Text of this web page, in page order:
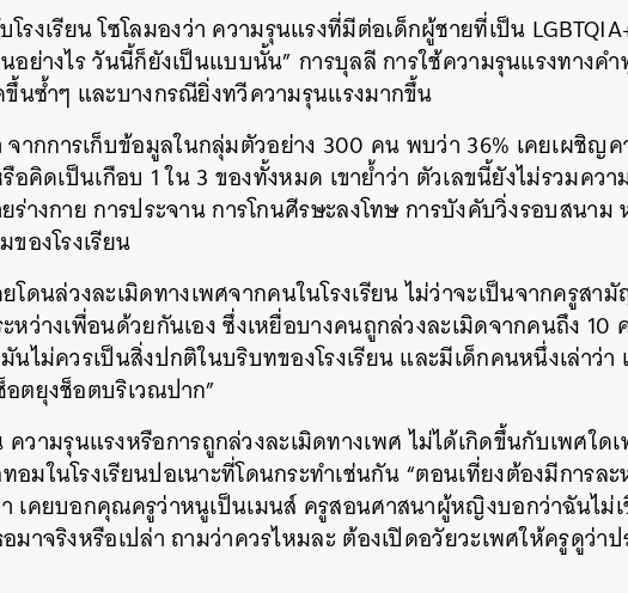
โรงเรียน โซโลมองว่า ความรุนแรงที่มีต่อเด็กผู้ชายที่เป็น
อย่างไร วันนี้ก็ยังเป็นแบบนั้น” การบุลลี การใช้ความรุนแรงทางค
ขึ้นซ้ำๆ และบางกรณียิ่งทวีความรุนแรงมากขึ้น
จากการเก็บข้อมูลในกลุ่มตัวอย่าง 300 คน พบว่า 36% เคยเผชิญ
รือคิดเป็นเกือบ 1 ใน 3 ของทั้งหมด เขาย้ำว่า ตัวเลขนี้ยังไม่รวมคว
ร่างกาย การประจาน การโกนศีรษะลงโทษ การบังคับวิ่งรอบสนาม
ของโรงเรียน
โดนล่วงละเมิดทางเพศจากคนในโรงเรียน ไม่ว่าจะเป็นจากครูส
หว่างเพื่อนด้วยกันเอง ซึ่งเหยื่อบางคนถูกล่วงละเมิดจากคนถึง 10
นไม่ควรเป็นสิ่งปกติในบริบทของโรงเรียน และมีเด็กคนหนึ่งเล่าว่า
ตยุงช็อตบริเวณปาก”
วามรุนแรงหรือการถูกล่วงละเมิดทางเพศ ไม่ได้เกิดขึ้นกับเพศใด
มในโรงเรียนปอเนาะที่โดนกระทำเช่นกัน “ตอนเที่ยงต้องมีการละ
เคยบอกคุณครูว่าหนูเป็นเมนส์ ครูสอนศาสนาผู้หญิงบอกว่าฉันไม่เ
มาจริงหรือเปล่า ถามว่าควรไหมละ ต้องเปิดอวัยวะเพศให้ครูดูว่า
SHARE TWEET LINE EMAIL